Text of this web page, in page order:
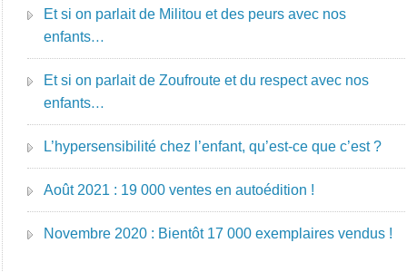
Et si on parlait de Militou et des peurs avec nos
enfants…
Et si on parlait de Zoufroute et du respect avec nos
enfants…
L’hypersensibilité chez l’enfant, qu’est-ce que c’est ?
Août 2021 : 19 000 ventes en autoédition !
Novembre 2020 : Bientôt 17 000 exemplaires vendus !